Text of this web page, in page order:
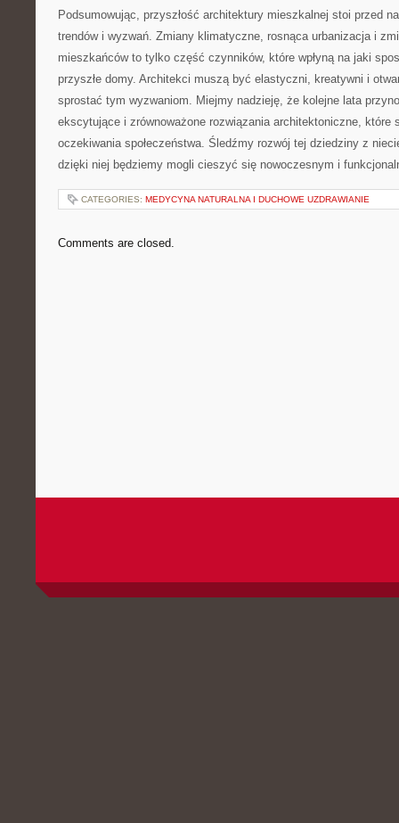
Podsumowując, przyszłość architektury mieszkalnej stoi przed
trendów i wyzwań. Zmiany ⁢klimatyczne, ‌rosnąca urbanizacja i
mieszkańców to tylko część czynników, które wpłyną na jaki
przyszłe domy. Architekci muszą być elastyczni, kreatywni i
sprostać tym ‌wyzwaniom. ⁣Miejmy nadzieję, że⁣ kolejne lata
ekscytujące i zrównoważone rozwiązania architektoniczne, które
oczekiwania społeczeństwa. Śledźmy rozwój tej dziedziny z
⁢dzięki niej będziemy mogli cieszyć się nowoczesnym⁤ i
CATEGORIES: MEDYCYNA NATURALNA I DUCHOWE UZDRAWIANIE
Comments are closed.